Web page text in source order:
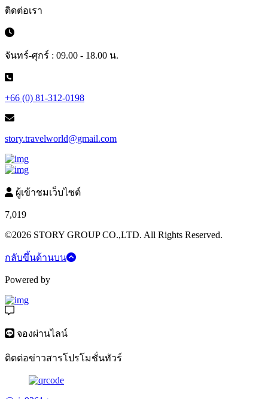
ติดต่อเรา
จันทร์-ศุกร์ : 09.00 - 18.00 น.
+66 (0) 81-312-0198
story.travelworld@gmail.com
ผู้เข้าชมเว็บไซต์
7,019
©2026 STORY GROUP CO.,LTD. All Rights Reserved.
กลับขึ้นด้านบน
Powered by
จองผ่านไลน์
ติดต่อข่าวสารโปรโมชั่นทัวร์